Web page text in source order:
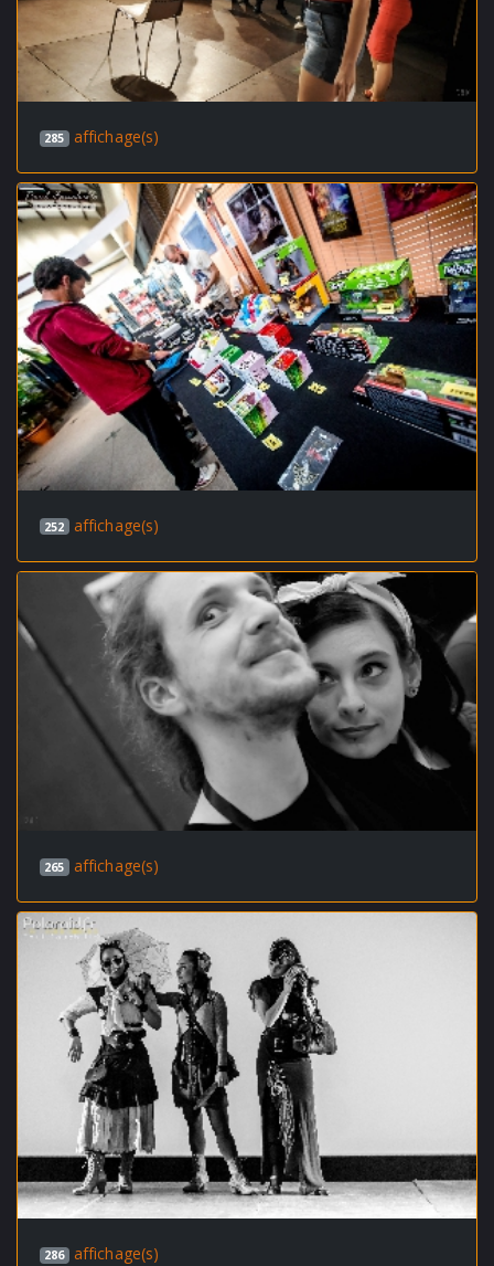
285 affichage(s)
252 affichage(s)
265 affichage(s)
286 affichage(s)